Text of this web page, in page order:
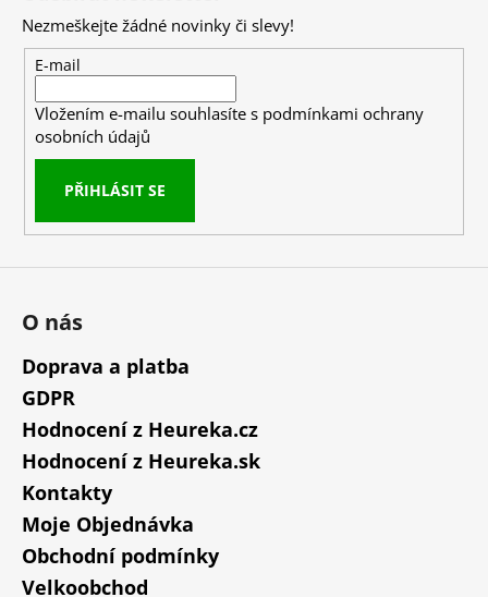
Nezmeškejte žádné novinky či slevy!
E-mail
Vložením e-mailu souhlasíte s podmínkami ochrany
osobních údajů
PŘIHLÁSIT SE
O nás
Doprava a platba
GDPR
Hodnocení z Heureka.cz
Hodnocení z Heureka.sk
Kontakty
Moje Objednávka
Obchodní podmínky
Velkoobchod